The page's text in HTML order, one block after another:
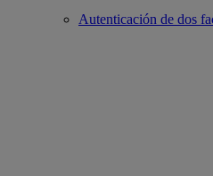
Autenticación de dos